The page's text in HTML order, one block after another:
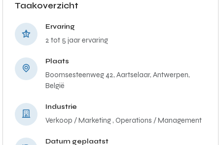
Taakoverzicht
Ervaring
2 tot 5 jaar ervaring
Plaats
Boomsesteenweg 42, Aartselaar, Antwerpen,
België
Industrie
Verkoop / Marketing , Operations / Management
Datum geplaatst